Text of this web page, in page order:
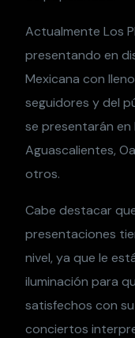
Actualmente Los
presentando en
Mexicana con
seguidores y del
se presentarán en
Aguascalientes,
otros.
Cabe destacar
presentaciones
nivel, ya que le
iluminación para
satisfechos con
conciertos